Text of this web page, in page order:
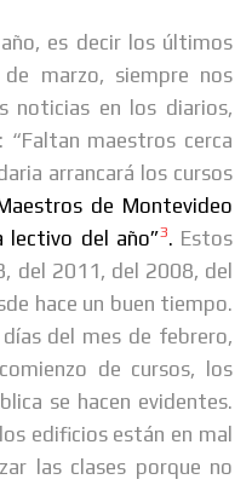
es decir los últimos
marzo, siempre nos
noticias en los diarios,
maestros cerca
arrancará los cursos
de Montevideo
lectivo del año”3. Estos
del 2011, del 2008, del
hace un buen tiempo.
del mes de febrero,
de cursos, los
se hacen evidentes.
edificios están en mal
las clases porque no